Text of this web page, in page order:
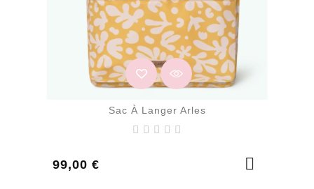
Sac À Langer Arles
99,00 €
Prix